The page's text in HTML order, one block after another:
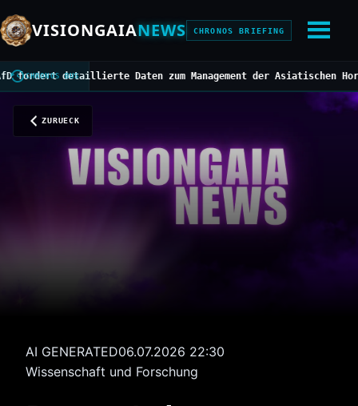
VISIONGAIANEWS CHRONOS BRIEFING
CHRONOS BUS
detaillierte Daten zum Management der Asiatischen Hornisse
ZURUECK
AI GENERATED06.07.2026 22:30
Wissenschaft und Forschung